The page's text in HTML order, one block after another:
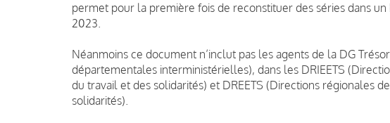
permet pour la première fois de reconstituer des séries dans
2023.
Néanmoins ce document n’inclut pas les agents de la DG
départementales interministérielles), dans les DRIEETS
du travail et des solidarités) et DREETS (Directions régionales
solidarités).